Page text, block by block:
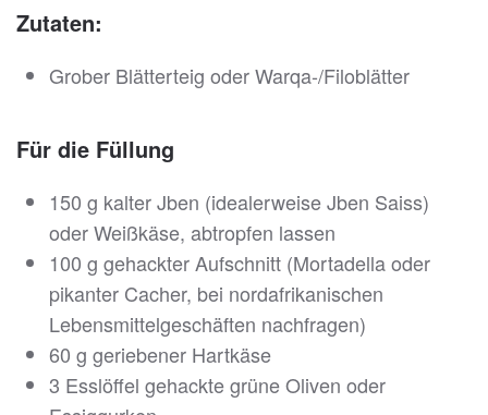
Zutaten:
Grober Blätterteig oder Warqa-/Filoblätter
Für die Füllung
150 g kalter Jben (idealerweise Jben Saiss)
oder Weißkäse, abtropfen lassen
100 g gehackter Aufschnitt (Mortadella oder
pikanter Cacher, bei nordafrikanischen
Lebensmittelgeschäften nachfragen)
60 g geriebener Hartkäse
3 Esslöffel gehackte grüne Oliven oder